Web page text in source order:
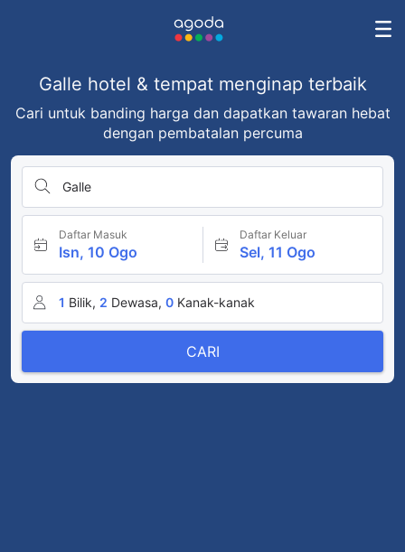
Galle hotel & tempat menginap terbaik
Cari untuk banding harga dan dapatkan tawaran hebat
dengan pembatalan percuma
Galle
Daftar Masuk
Isn, 10 Ogo
Daftar Keluar
Sel, 11 Ogo
1 Bilik, 2 Dewasa, 0 Kanak-kanak
CARI